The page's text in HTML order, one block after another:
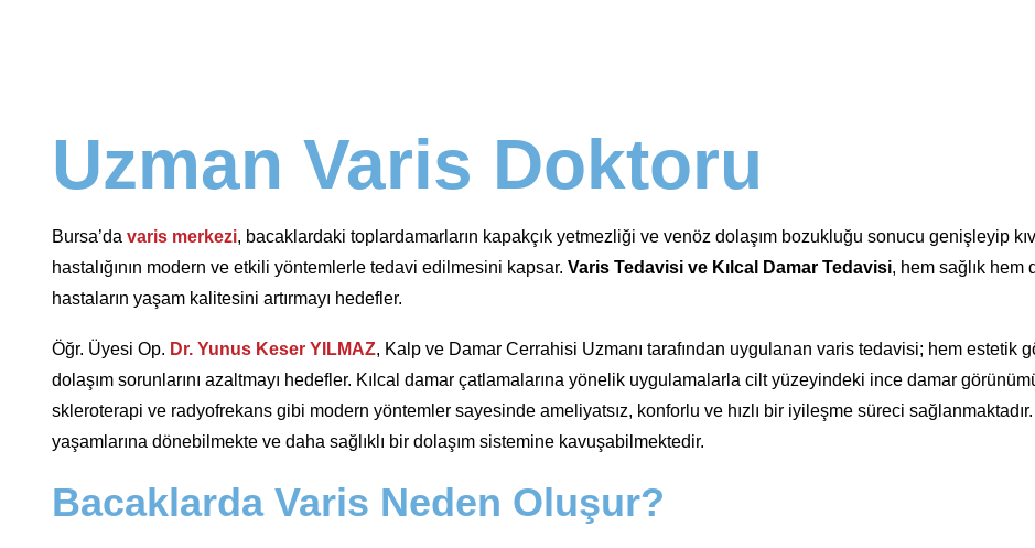
Uzman Varis Doktoru
Bursa’da varis merkezi, bacaklardaki toplardamarların kapakçık yetmezliği ve venöz dolaşım bozukluğu sonucu genişleyip
hastalığının modern ve etkili yöntemlerle tedavi edilmesini kapsar. Varis Tedavisi ve Kılcal Damar Tedavisi, hem sağlık hem
hastaların yaşam kalitesini artırmayı hedefler.
Öğr. Üyesi Op. Dr. Yunus Keser YILMAZ, Kalp ve Damar Cerrahisi Uzmanı tarafından uygulanan varis tedavisi; hem estetik
dolaşım sorunlarını azaltmayı hedefler. Kılcal damar çatlamalarına yönelik uygulamalarla cilt yüzeyindeki ince damar
skleroterapi ve radyofrekans gibi modern yöntemler sayesinde ameliyatsız, konforlu ve hızlı bir iyileşme süreci
yaşamlarına dönebilmekte ve daha sağlıklı bir dolaşım sistemine kavuşabilmektedir.
Bacaklarda Varis Neden Oluşur?